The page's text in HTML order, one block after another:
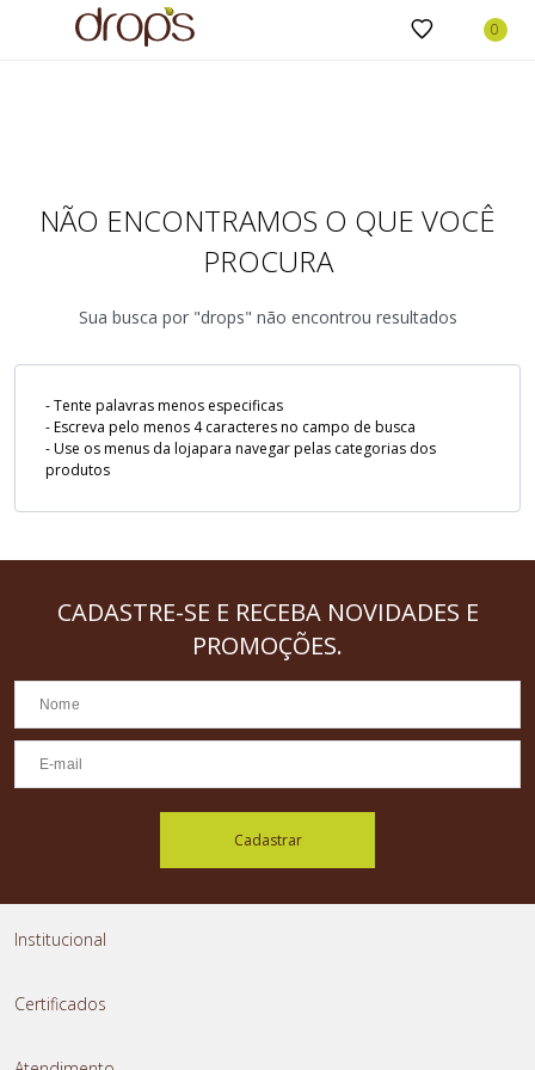
NÃO ENCONTRAMOS O QUE VOCÊ
PROCURA
Sua busca por "drops" não encontrou resultados
- Tente palavras menos especificas
- Escreva pelo menos 4 caracteres no campo de busca
- Use os menus da lojapara navegar pelas categorias dos
produtos
CADASTRE-SE E RECEBA NOVIDADES E
PROMOÇÕES.
Cadastrar
Institucional
Certificados